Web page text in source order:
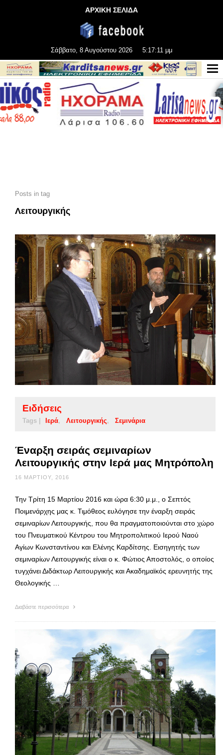
ΑΡΧΙΚΗ ΣΕΛΙΔΑ
Σάββατο, 8 Αυγούστου 2026 5:17:11 μμ
Posts in tag
Λειτουργικής
Ειδήσεις
Tags | Ιερά Λειτουργικής Σεμινάρια
Έναρξη σειράς σεμιναρίων
Λειτουργικής στην Ιερά μας Μητρόπολη
16 ΜΑΡΤΊΟΥ, 2016
Την Τρίτη 15 Μαρτίου 2016 και ώρα 6:30 μ.μ., ο Σεπτός
Ποιμενάρχης μας κ. Τιμόθεος ευλόγησε την έναρξη σειράς
σεμιναρίων Λειτουργικής, που θα πραγματοποιούνται στο χώρο
του Πνευματικού Κέντρου του Μητροπολιτικού Ιερού Ναού
Αγίων Κωνσταντίνου και Ελένης Καρδίτσης. Εισηγητής των
σεμιναρίων Λειτουργικής είναι ο κ. Φώτιος Αποστολός, ο οποίος
τυγχάνει Διδάκτωρ Λειτουργικής και Ακαδημαϊκός ερευνητής της
Θεολογικής …
Διαβάστε περισσότερα